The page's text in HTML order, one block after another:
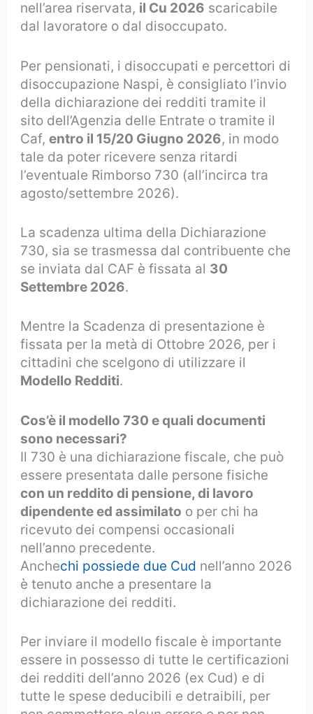
nell’area riservata, il Cu 2026 scaricabile
dal lavoratore o dal disoccupato.
Per pensionati, i disoccupati e percettori di
disoccupazione Naspi, è consigliato l’invio
della dichiarazione dei redditi tramite il
sito dell’Agenzia delle Entrate o tramite il
Caf,entro il 15/20 Giugno 2026, in modo
tale da poter ricevere senza ritardi
l’eventuale Rimborso 730 (all’incirca tra
agosto/settembre 2026).
La scadenza ultima della Dichiarazione
730, sia se trasmessa dal contribuente che
se inviata dal CAF è fissata al 30
Settembre 2026.
Mentre la Scadenza di presentazione è
fissata per la metà di Ottobre 2026, per i
cittadini che scelgono di utilizzare il
Modello Redditi.
Cos’è il modello 730 e quali documenti
sono necessari?
Il 730 è una dichiarazione fiscale, che può
essere presentata dalle persone fisiche
con un reddito di pensione, di lavoro
dipendente ed assimilato o per chi ha
ricevuto dei compensi occasionali
nell’anno precedente.
Anchechi possiede due Cud nell’anno 2026
è tenuto anche a presentare la
dichiarazione dei redditi.
Per inviare il modello fiscale è importante
essere in possesso di tutte le certificazioni
dei redditi dell’anno 2026 (ex Cud) e di
tutte le spese deducibili e detraibili, per